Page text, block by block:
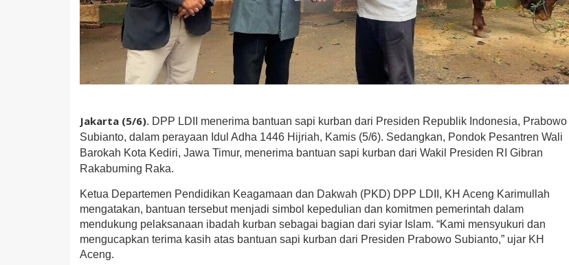
Jakarta (5/6). DPP LDII menerima bantuan sapi kurban dari Presiden Republik Indonesia, Prabowo
Subianto, dalam perayaan Idul Adha 1446 Hijriah, Kamis (5/6). Sedangkan, Pondok Pesantren Wali
Barokah Kota Kediri, Jawa Timur, menerima bantuan sapi kurban dari Wakil Presiden RI Gibran
Rakabuming Raka.
Ketua Departemen Pendidikan Keagamaan dan Dakwah (PKD) DPP LDII, KH Aceng Karimullah
mengatakan, bantuan tersebut menjadi simbol kepedulian dan komitmen pemerintah dalam
mendukung pelaksanaan ibadah kurban sebagai bagian dari syiar Islam. “Kami mensyukuri dan
mengucapkan terima kasih atas bantuan sapi kurban dari Presiden Prabowo Subianto,” ujar KH
Aceng.